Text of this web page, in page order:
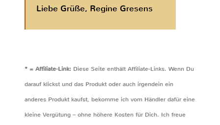
Liebe Grüße, Regine Gresens
* = Affiliate-Link: Diese Seite enthält Affiliate-Links. Wenn Du
darauf klickst und das Produkt oder auch irgendein ein
anderes Produkt kaufst, bekomme ich vom Händler dafür eine
kleine Vergütung – ohne höhere Kosten für Dich. Ich freue